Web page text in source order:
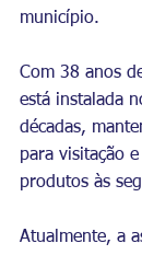
município.
Com 38 anos
está instalada
décadas,
para visitação
produtos às
Atualmente, a